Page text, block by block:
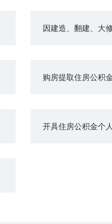
购房提取住房公积
开具住房公积金个